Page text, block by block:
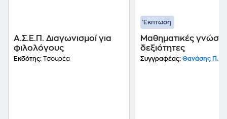
Α.Σ.Ε.Π. Διαγωνισμοί για
φιλολόγους
Εκδότης: Τσουρέα
Έκπτωση
Μαθηματικές
δεξιότητες
Συγγραφέας: Θανάσης Π.